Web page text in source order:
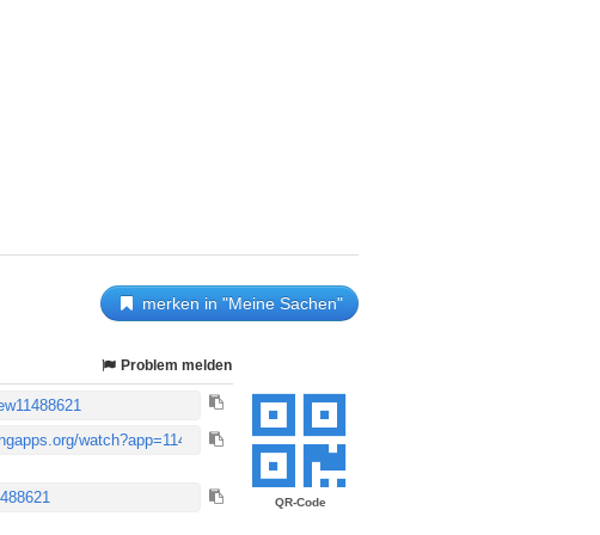
merken in "Meine Sachen"
QR-Code
Problem melden